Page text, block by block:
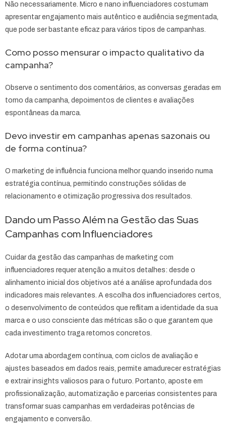
Não necessariamente. Micro e nano influenciadores costumam
apresentar engajamento mais autêntico e audiência segmentada,
que pode ser bastante eficaz para vários tipos de campanhas.
Como posso mensurar o impacto qualitativo da
campanha?
Observe o sentimento dos comentários, as conversas geradas em
torno da campanha, depoimentos de clientes e avaliações
espontâneas da marca.
Devo investir em campanhas apenas sazonais ou
de forma contínua?
O marketing de influência funciona melhor quando inserido numa
estratégia contínua, permitindo construções sólidas de
relacionamento e otimização progressiva dos resultados.
Dando um Passo Além na Gestão das Suas
Campanhas com Influenciadores
Cuidar da gestão das campanhas de marketing com
influenciadores requer atenção a muitos detalhes: desde o
alinhamento inicial dos objetivos até a análise aprofundada dos
indicadores mais relevantes. A escolha dos influenciadores certos,
o desenvolvimento de conteúdos que reflitam a identidade da sua
marca e o uso consciente das métricas são o que garantem que
cada investimento traga retornos concretos.
Adotar uma abordagem contínua, com ciclos de avaliação e
ajustes baseados em dados reais, permite amadurecer estratégias
e extrair insights valiosos para o futuro. Portanto, aposte em
profissionalização, automatização e parcerias consistentes para
transformar suas campanhas em verdadeiras potências de
engajamento e conversão.